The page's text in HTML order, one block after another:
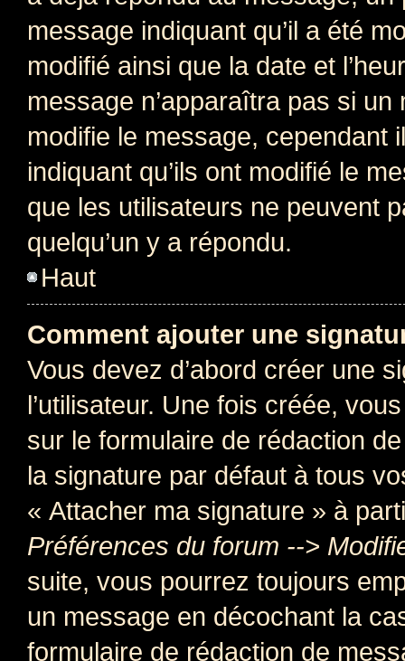
message indiquant qu’il a été
modifié ainsi que la date et
message n’apparaîtra pas si
modifie le message, cependant
indiquant qu’ils ont modifié le
que les utilisateurs ne peuvent
quelqu’un y a répondu.
Haut
Comment ajouter une
Vous devez d’abord créer une
l’utilisateur. Une fois créée,
sur le formulaire de rédaction
la signature par défaut à tous
« Attacher ma signature » à
Préférences du forum -->
suite, vous pourrez toujours
un message en décochant la
formulaire de rédaction de